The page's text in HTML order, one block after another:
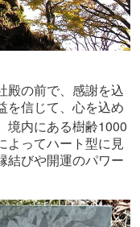
殿の前で、感謝を込
を信じて、心を込め
境内にある樹齢1000
よってハート型に見
結びや開運のパワー